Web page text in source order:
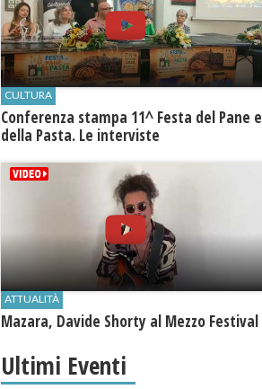
CULTURA
Conferenza stampa 11^ Festa del Pane e
della Pasta. Le interviste
ATTUALITÀ
Mazara, Davide Shorty al Mezzo Festival
Ultimi Eventi